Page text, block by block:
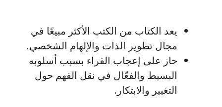
يعد الكتاب من الكتب الأكثر مبيعًا في
مجال تطوير الذات والإلهام الشخصي.
حاز على إعجاب القراء بسبب أسلوبه
البسيط والفعّال في نقل الفهم حول
التغيير والابتكار.